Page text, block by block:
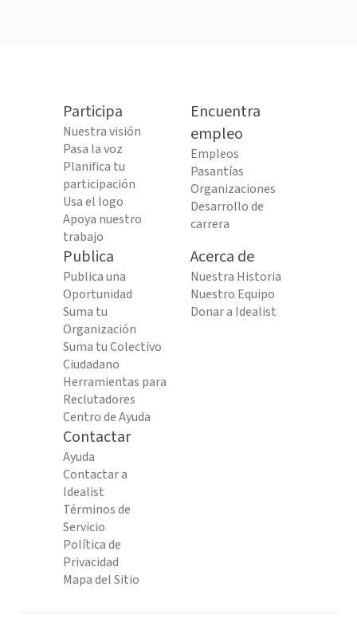
Participa
Nuestra visión
Pasa la voz
Planifica tu
participación
Usa el logo
Apoya nuestro
trabajo
Encuentra
empleo
Empleos
Pasantías
Organizaciones
Desarrollo de
carrera
Publica
Publica una
Oportunidad
Suma tu
Organización
Suma tu Colectivo
Ciudadano
Herramientas para
Reclutadores
Centro de Ayuda
Acerca de
Nuestra Historia
Nuestro Equipo
Donar a Idealist
Contactar
Ayuda
Contactar a
Idealist
Términos de
Servicio
Política de
Privacidad
Mapa del Sitio